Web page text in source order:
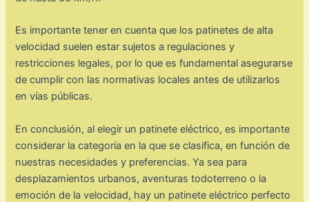
Es importante tener en cuenta que los patinetes de alta
velocidad suelen estar sujetos a regulaciones y
restricciones legales, por lo que es fundamental asegurarse
de cumplir con las normativas locales antes de utilizarlos
en vías públicas.
En conclusión, al elegir un patinete eléctrico, es importante
considerar la categoría en la que se clasifica, en función de
nuestras necesidades y preferencias. Ya sea para
desplazamientos urbanos, aventuras todoterreno o la
emoción de la velocidad, hay un patinete eléctrico perfecto